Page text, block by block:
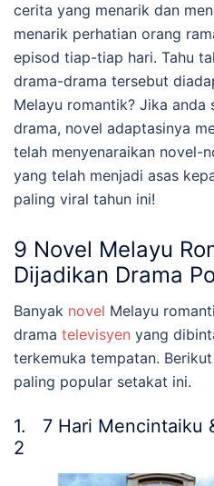
cerita yang menarik dan
menarik perhatian orang
episod tiap-tiap hari. Tahu
drama-drama tersebut
Melayu romantik? Jika anda
drama, novel adaptasinya
telah menyenaraikan novel-
yang telah menjadi asas
paling viral tahun ini!
9 Novel Melayu
Dijadikan Drama
Banyak novel Melayu
drama televisyen yang
terkemuka tempatan.
paling popular setakat ini.
1. 7 Hari Mencintaiku
2